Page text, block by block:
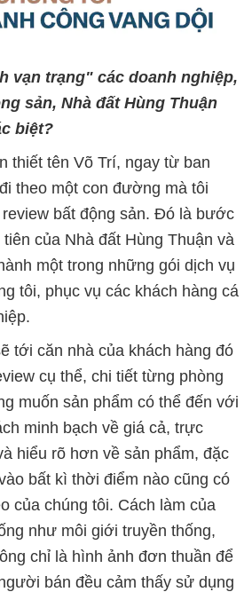
vạn trạng" các doanh nghiệp,
sản, Nhà đất Hùng Thuận
biệt?
thiết tên Võ Trí, ngay từ ban
theo một con đường mà tôi
bất động sản. Đó là bước
của Nhà đất Hùng Thuận và
một trong những gói dịch vụ
tôi, phục vụ các khách hàng cá
tới căn nhà của khách hàng đó
cụ thể, chi tiết từng phòng
muốn sản phẩm có thể đến với
minh bạch về giá cả, trực
hiểu rõ hơn về sản phẩm, đặc
bất kì thời điểm nào cũng có
của chúng tôi. Cách làm của
như môi giới truyền thống,
chỉ là hình ảnh đơn thuần để
bán đều cảm thấy sử dụng